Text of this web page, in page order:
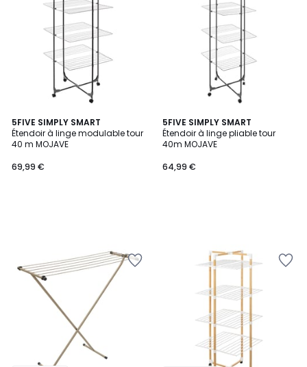
5FIVE SIMPLY SMART
Étendoir à linge modulable tour
40 m MOJAVE
69,99 €
5FIVE SIMPLY SMART
Étendoir à linge pliable tour
40m MOJAVE
64,99 €